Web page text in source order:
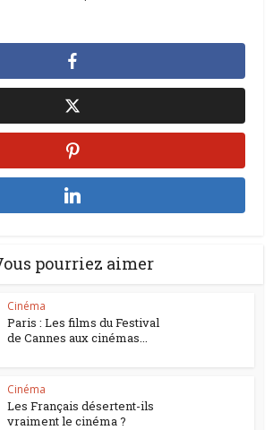
pourriez aimer
Cinéma
Paris : Les films du Festival
de Cannes aux cinémas...
Cinéma
Les Français désertent-ils
vraiment le cinéma ?